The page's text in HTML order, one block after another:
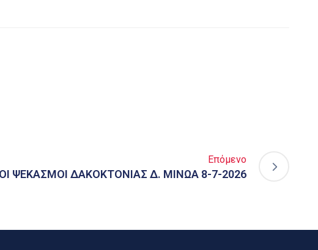
Επόμενο
ΨΕΚΑΣΜΟΙ ΔΑΚΟΚΤΟΝΙΑΣ Δ. ΜΙΝΩΑ 8-7-2026